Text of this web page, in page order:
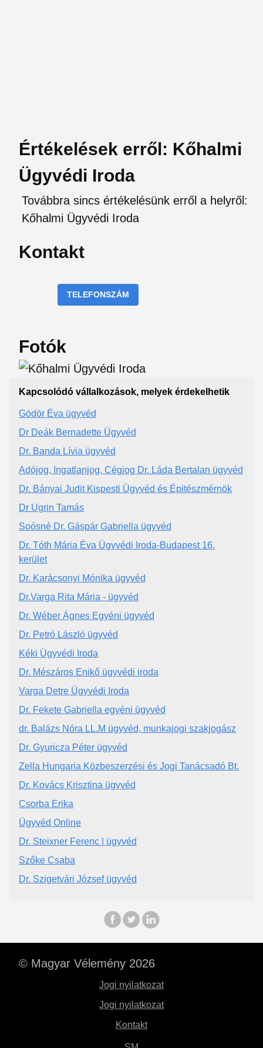
Értékelések erről: Kőhalmi
Ügyvédi Iroda
Továbbra sincs értékelésünk erről a helyről:
Kőhalmi Ügyvédi Iroda
Kontakt
TELEFONSZÁM
Fotók
Kapcsolódó vállalkozások, melyek érdekelhetik
Gödör Éva ügyvéd
Dr Deák Bernadette Ügyvéd
Dr. Banda Lívia ügyvéd
Adójog, Ingatlanjog, Cégjog Dr. Láda Bertalan ügyvéd
Dr. Bányai Judit Kispesti Ügyvéd és Épitészmérnök
Dr Ugrin Tamás
Soósné Dr. Gáspár Gabriella ügyvéd
Dr. Tóth Mária Éva Ügyvédi Iroda-Budapest 16.
kerület
Dr. Karácsonyi Mónika ügyvéd
Dr.Varga Rita Mária - ügyvéd
Dr. Wéber Ágnes Egyéni ügyvéd
Dr. Petró László ügyvéd
Kéki Ügyvédi Iroda
Dr. Mészáros Enikő ügyvédi iroda
Varga Detre Ügyvédi Iroda
Dr. Fekete Gabriella egyéni ügyvéd
dr. Balázs Nóra LL.M ügyvéd, munkajogi szakjogász
Dr. Gyuricza Péter ügyvéd
Zella Hungaria Közbeszerzési és Jogi Tanácsadó Bt.
Dr. Kovács Krisztina ügyvéd
Csorba Erika
Ügyvéd Online
Dr. Steixner Ferenc | ügyvéd
Szőke Csaba
Dr. Szigetvári József ügyvéd
© Magyar Vélemény 2026
Jogi nyilatkozat
Jogi nyilatkozat
Kontakt